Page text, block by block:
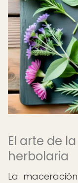
El arte de
herbolaria
La